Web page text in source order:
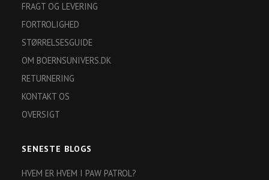
FRAGT OG LEVERING
FORTROLIGHED
STØRRELSESGUIDE
OM BOERNSUNIVERS.DK
RETURNERING
KONTAKT OS
OVERSIGT
SENESTE BLOGS
HVEM ER HVEM I PAW PATROL?